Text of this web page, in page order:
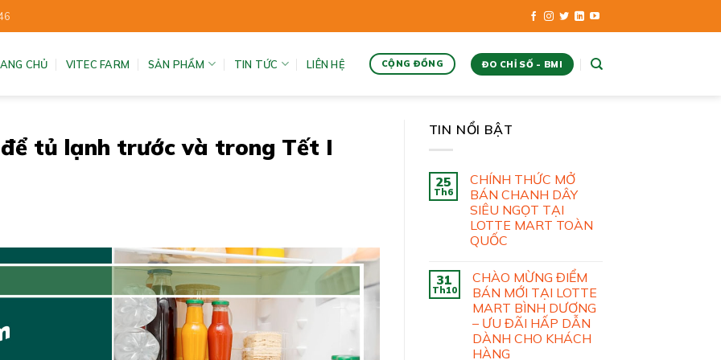
CHỦ VITEC FARM SẢN PHẨM TIN TỨC LIÊN HỆ CỘNG ĐỒNG ĐO CHỈ SỐ - BMI
tủ lạnh trước và trong Tết I
TIN NỔI BẬT
25
Th6
CHÍNH THỨC MỞ
BÁN CHANH DÂY
SIÊU NGỌT TẠI
LOTTE MART TOÀN
QUỐC
31
Th10
CHÀO MỪNG ĐIỂM
BÁN MỚI TẠI LOTTE
MART BÌNH DƯƠNG
– ƯU ĐÃI HẤP DẪN
DÀNH CHO KHÁCH
HÀNG